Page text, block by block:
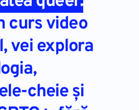
curs video
vei explora
cheie și